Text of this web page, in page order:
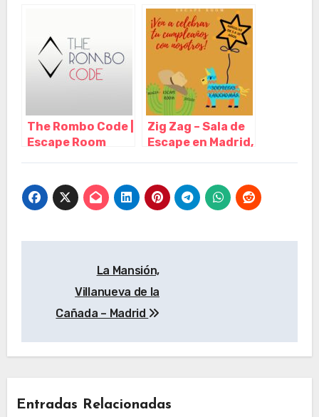
Madrid – Madrid
Madrid, Madrid –
Madrid
The Rombo Code |
Escape Room
Zig Zag – Sala de
Escape en Madrid,
entradas
La Mansión,
Villanueva de la
Cañada – Madrid
Entradas Relacionadas